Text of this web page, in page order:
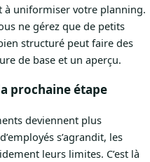
à uniformiser votre planning.
ne gérez que de petits
structuré peut faire des
de base et un aperçu.
prochaine étape
deviennent plus
s’agrandit, les
leurs limites. C’est là